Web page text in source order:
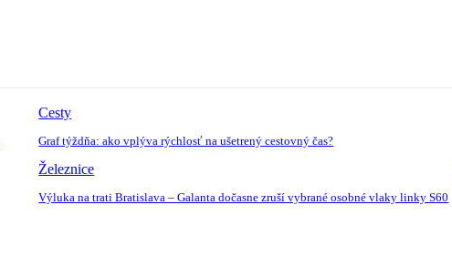
Cesty
Graf týždňa: ako vplýva rýchlosť na ušetrený cestovný čas?
Železnice
Výluka na trati Bratislava – Galanta dočasne zruší vybrané osobné vlaky linky S60